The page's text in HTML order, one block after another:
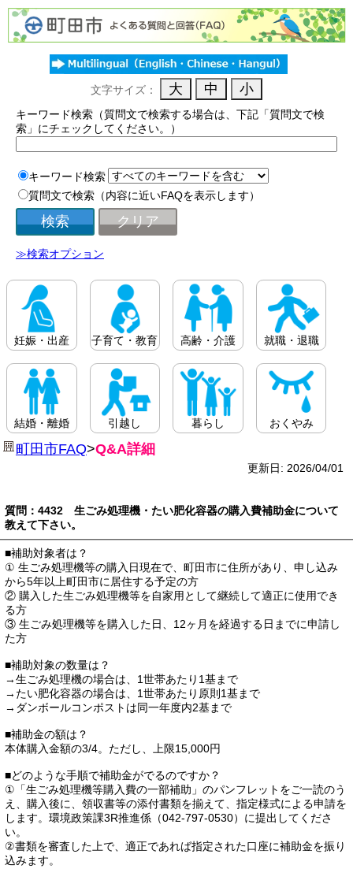
文字サイズ：
キーワード検索（質問文で検索する場合は、下記「質問文で検
索」にチェックしてください。）
キーワード検索
質問文で検索（内容に近いFAQを表示します）
≫検索オプション
妊娠・出産 子育て・教育 高齢・介護 就職・退職
結婚・離婚 引越し 暮らし おくやみ
町田市FAQ>Q&A詳細
更新日: 2026/04/01
質問：4432 生ごみ処理機・たい肥化容器の購入費補助金について
教えて下さい。
■補助対象者は？
① 生ごみ処理機等の購入日現在で、町田市に住所があり、申し込み
から5年以上町田市に居住する予定の方
② 購入した生ごみ処理機等を自家用として継続して適正に使用でき
る方
③ 生ごみ処理機等を購入した日、12ヶ月を経過する日までに申請し
た方
■補助対象の数量は？
→生ごみ処理機の場合は、1世帯あたり1基まで
→たい肥化容器の場合は、1世帯あたり原則1基まで
→ダンボールコンポストは同一年度内2基まで
■補助金の額は？
本体購入金額の3/4。ただし、上限15,000円
■どのような手順で補助金がでるのですか？
①「生ごみ処理機等購入費の一部補助」のパンフレットをご一読のう
え、購入後に、領収書等の添付書類を揃えて、指定様式による申請を
します。環境政策課3R推進係（042-797-0530）に提出してくださ
い。
②書類を審査した上で、適正であれば指定された口座に補助金を振り
込みます。